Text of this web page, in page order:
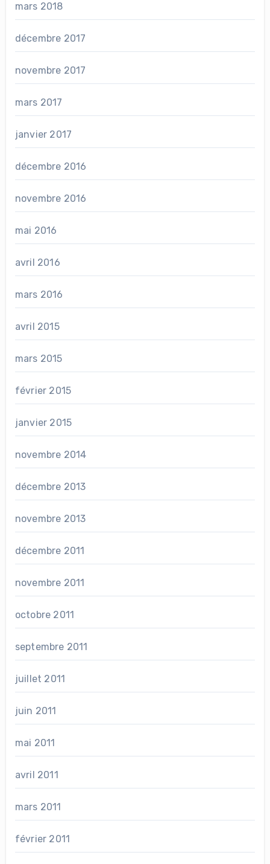
mars 2018
décembre 2017
novembre 2017
mars 2017
janvier 2017
décembre 2016
novembre 2016
mai 2016
avril 2016
mars 2016
avril 2015
mars 2015
février 2015
janvier 2015
novembre 2014
décembre 2013
novembre 2013
décembre 2011
novembre 2011
octobre 2011
septembre 2011
juillet 2011
juin 2011
mai 2011
avril 2011
mars 2011
février 2011